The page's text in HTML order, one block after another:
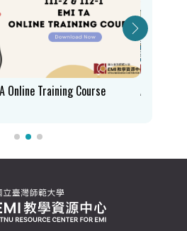
Online Training Course